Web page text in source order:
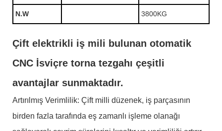
N.W 3800KG
Çift elektrikli iş mili bulunan otomatik
CNC İsviçre torna tezgahı çeşitli
avantajlar sunmaktadır.
Artırılmış Verimlilik: Çift milli düzenek, iş parçasının
birden fazla tarafında eş zamanlı işleme olanağı